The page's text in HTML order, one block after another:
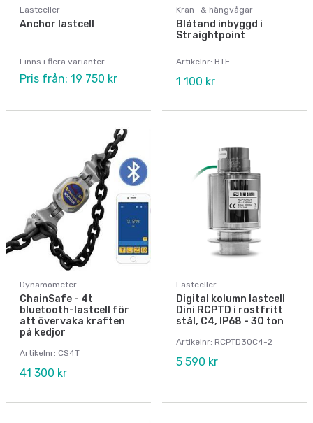
Lastceller
Anchor lastcell
Finns i flera varianter
Pris från: 19 750 kr
Kran- & hängvågar
Blåtand inbyggd i
Straightpoint
Artikelnr: BTE
1 100 kr
Dynamometer
ChainSafe - 4t
bluetooth-lastcell för
att övervaka kraften
på kedjor
Artikelnr: CS4T
41 300 kr
Lastceller
Digital kolumn lastcell
Dini RCPTD i rostfritt
stål, C4, IP68 - 30 ton
Artikelnr: RCPTD30C4-2
5 590 kr